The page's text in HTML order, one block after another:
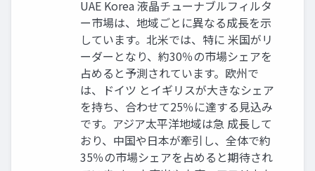
UAE Korea 液晶チューナブルフィルタ
ー市場は、地域ごとに異なる成長を示
しています。北米では、特に 米国がリ
ーダーとなり、約30％の市場シェアを
占めると予測されています。欧州で
は、ドイツ とイギリスが大きなシェア
を持ち、合わせて25％に達する見込み
です。アジア太平洋地域は急 成長して
おり、中国や日本が牽引し、全体で約
35％の市場シェアを占めると期待され